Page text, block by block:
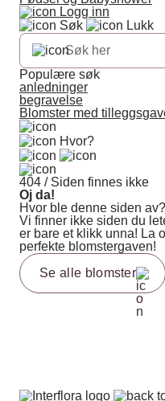
Logg inn
Søk
Lukk
Populære søk
anledninger
begravelse
Blomster med
Hvor?
404 / Siden finnes ikke
Oj da!
Hvor ble denne siden av?
Vi finner ikke siden du
er bare et klikk unna! La
perfekte blomstergaven!
Se alle blomster